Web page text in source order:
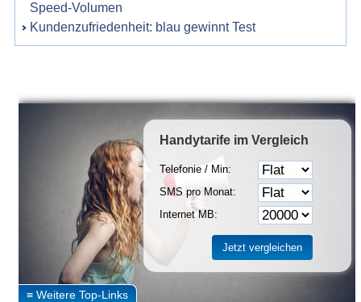
Speed-Volumen
Kundenzufriedenheit: blau gewinnt Test
Handytarife im Vergleich
Telefonie / Min:
SMS pro Monat:
Internet MB: